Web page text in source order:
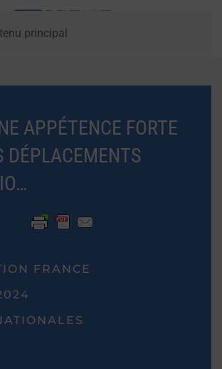
principal
APPÉTENCE FORTE
DÉPLACEMENTS
FRANCE